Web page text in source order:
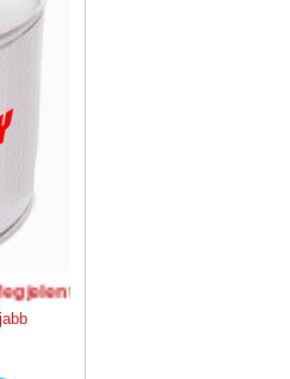
A Szabadság legújabb